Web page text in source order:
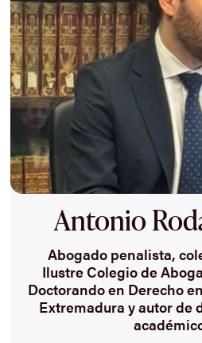
Antonio
Abogado penalista,
Ilustre Colegio de
Doctorando en Derecho
Extremadura y autor de